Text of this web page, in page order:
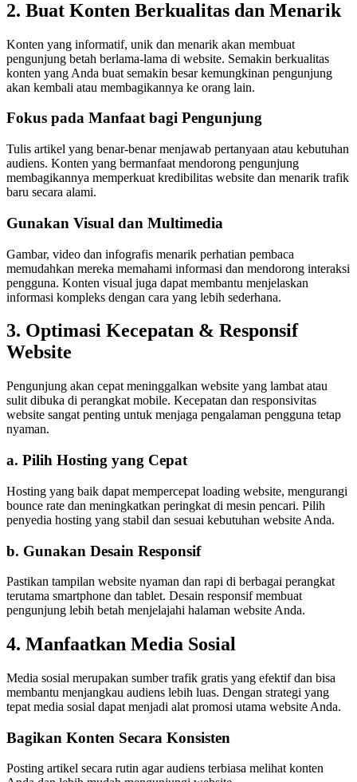
2. Buat Konten Berkualitas dan Menarik
Konten yang informatif, unik dan menarik akan membuat
pengunjung betah berlama-lama di website. Semakin berkualitas
konten yang Anda buat semakin besar kemungkinan pengunjung
akan kembali atau membagikannya ke orang lain.
Fokus pada Manfaat bagi Pengunjung
Tulis artikel yang benar-benar menjawab pertanyaan atau kebutuhan
audiens. Konten yang bermanfaat mendorong pengunjung
membagikannya memperkuat kredibilitas website dan menarik trafik
baru secara alami.
Gunakan Visual dan Multimedia
Gambar, video dan infografis menarik perhatian pembaca
memudahkan mereka memahami informasi dan mendorong interaksi
pengguna. Konten visual juga dapat membantu menjelaskan
informasi kompleks dengan cara yang lebih sederhana.
3. Optimasi Kecepatan & Responsif
Website
Pengunjung akan cepat meninggalkan website yang lambat atau
sulit dibuka di perangkat mobile. Kecepatan dan responsivitas
website sangat penting untuk menjaga pengalaman pengguna tetap
nyaman.
a. Pilih Hosting yang Cepat
Hosting yang baik dapat mempercepat loading website, mengurangi
bounce rate dan meningkatkan peringkat di mesin pencari. Pilih
penyedia hosting yang stabil dan sesuai kebutuhan website Anda.
b. Gunakan Desain Responsif
Pastikan tampilan website nyaman dan rapi di berbagai perangkat
terutama smartphone dan tablet. Desain responsif membuat
pengunjung lebih betah menjelajahi halaman website Anda.
4. Manfaatkan Media Sosial
Media sosial merupakan sumber trafik gratis yang efektif dan bisa
membantu menjangkau audiens lebih luas. Dengan strategi yang
tepat media sosial dapat menjadi alat promosi utama website Anda.
Bagikan Konten Secara Konsisten
Posting artikel secara rutin agar audiens terbiasa melihat konten